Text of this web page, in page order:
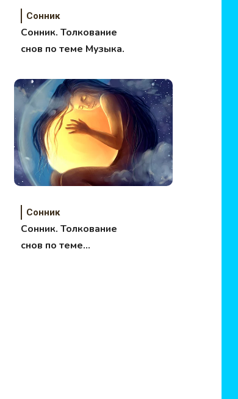
Сонник
Сонник. Толкование
снов по теме Музыка.
Сонник
Сонник. Толкование
снов по теме